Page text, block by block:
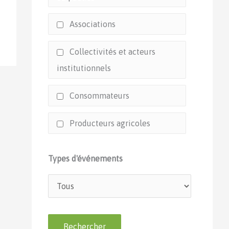
Associations
Collectivités et acteurs
institutionnels
Consommateurs
Producteurs agricoles
Types d'événements